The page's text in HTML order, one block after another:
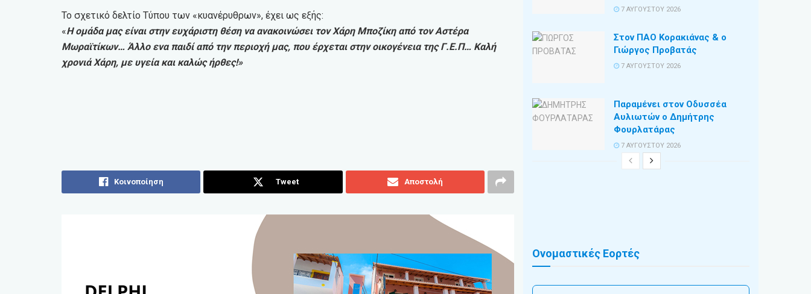
Το σχετικό δελτίο Τύπου των «κυανέρυθρων», έχει ως εξής:
«Η ομάδα μας είναι στην ευχάριστη θέση να ανακοινώσει τον Χάρη Μποζίκη από τον Αστέρα
Μωραϊτίκων… Άλλο ενα παιδί από την περιοχή μας, που έρχεται στην οικογένεια της Γ.Ε.Π… Καλή
χρονιά Χάρη, με υγεία και καλώς ήρθες!»
Κοινοποίηση Tweet Αποστολή
7 ΑΥΓΟΎΣΤΟΥ 2026
Στον ΠΑΟ Κορακιάνας & ο
Γιώργος Προβατάς
7 ΑΥΓΟΎΣΤΟΥ 2026
Παραμένει στον Οδυσσέα
Αυλιωτών ο Δημήτρης
Φουρλατάρας
7 ΑΥΓΟΎΣΤΟΥ 2026
Ονομαστικές Εορτές